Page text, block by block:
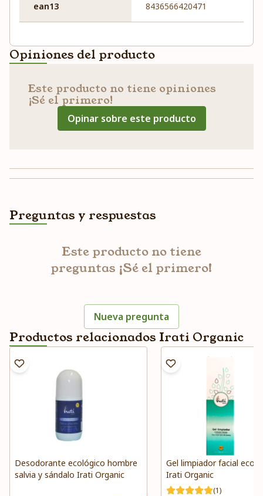
ean13 8436566420471
Opiniones del producto
Este producto no tiene opiniones
¡Sé el primero!
Opinar sobre este producto
Preguntas y respuestas
Este producto no tiene
preguntas ¡Sé el primero!
Nueva pregunta
Productos relacionados Irati Organic
Desodorante ecológico hombre
salvia y sándalo Irati Organic
Gel limpiador facial
Irati Organic
(1)